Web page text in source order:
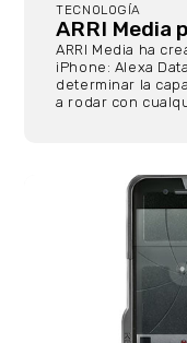
TECNOLOGÍA
ARRI Media
ARRI Media ha
iPhone: Alexa
determinar la
a rodar con